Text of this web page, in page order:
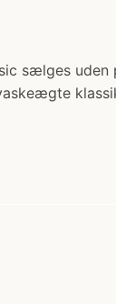
sælges uden